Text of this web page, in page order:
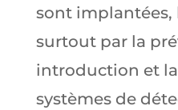
sont implantées,
surtout par la
introduction et
systèmes de